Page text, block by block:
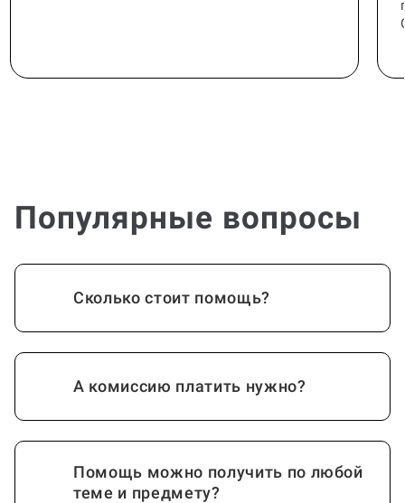
Популярные вопросы
Сколько стоит помощь?
А комиссию платить нужно?
Помощь можно получить по любой
теме и предмету?